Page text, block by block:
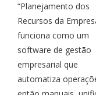
“Planejamento dos
Recursos da
funciona como um
software de gestão
empresarial que
automatiza